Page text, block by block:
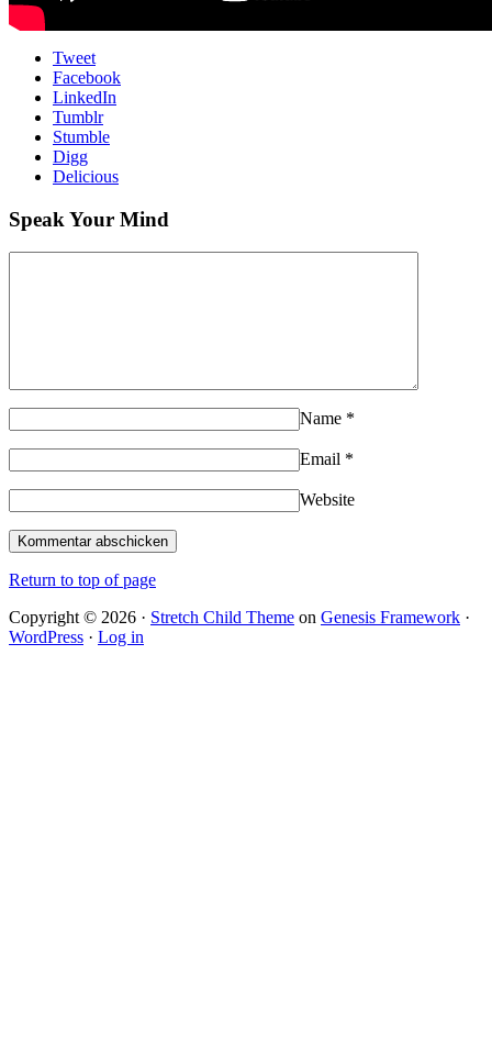
Tweet
Facebook
LinkedIn
Tumblr
Stumble
Digg
Delicious
Speak Your Mind
Name *
Email *
Website
Return to top of page
Copyright © 2026 · Stretch Child Theme on Genesis Framework ·
WordPress · Log in